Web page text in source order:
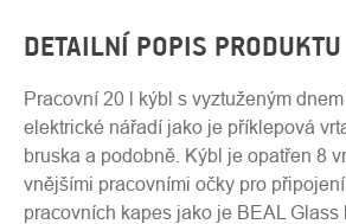
DETAILNÍ POPIS PRODUKTU
Pracovní 20 l kýbl s vyztuženým
elektrické nářadí jako je příklepová
bruska a podobně. Kýbl je opatřen 8
vnějšími pracovními očky pro
pracovních kapes jako je BEAL Glass